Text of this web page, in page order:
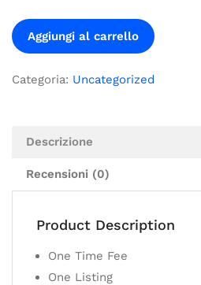
Aggiungi al carrello
Categoria: Uncategorized
Descrizione
Recensioni (0)
Product Description
One Time Fee
One Listing